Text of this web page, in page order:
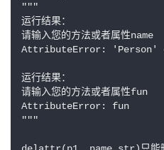
"""
运行结果：
请输入您的方法或者属性name
AttributeError: 'Person'
运行结果：
请输入您的方法或者属性fun
AttributeError: fun
"""